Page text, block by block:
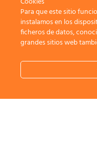
sinfín de beneficios!
Para que este sitio
instalamos en los
ficheros de datos,
grandes sitios web